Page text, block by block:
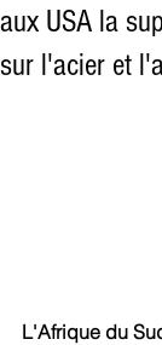
aux USA la
sur l'acier et
L'Afrique du